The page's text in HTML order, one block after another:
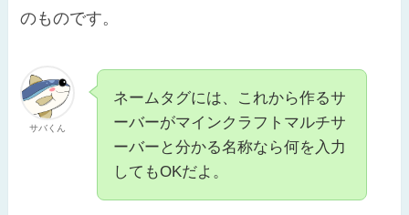
のものです。
サバくん
ネームタグには、これから作るサ
ーバーがマインクラフトマルチサ
ーバーと分かる名称なら何を入力
してもOKだよ。